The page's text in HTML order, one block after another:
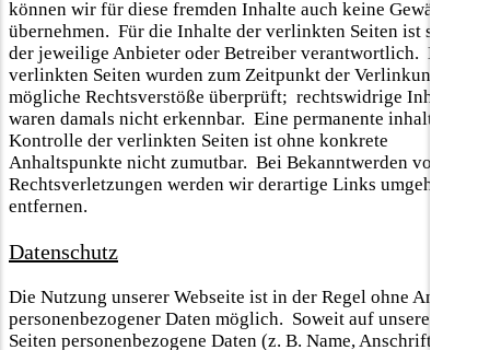
können wir für diese fremden Inhalte auch keine Gewähr
übernehmen. Für die Inhalte der verlinkten Seiten ist stets
der jeweilige Anbieter oder Betreiber verantwortlich. Die
verlinkten Seiten wurden zum Zeitpunkt der Verlinkung auf
mögliche Rechtsverstöße überprüft; rechtswidrige Inhalte
waren damals nicht erkennbar. Eine permanente inhaltliche
Kontrolle der verlinkten Seiten ist ohne konkrete
Anhaltspunkte nicht zumutbar. Bei Bekanntwerden von
Rechtsverletzungen werden wir derartige Links umgehend
entfernen.
Datenschutz
Die Nutzung unserer Webseite ist in der Regel ohne Angabe
personenbezogener Daten möglich. Soweit auf unseren
Seiten personenbezogene Daten (z. B. Name, Anschrift oder